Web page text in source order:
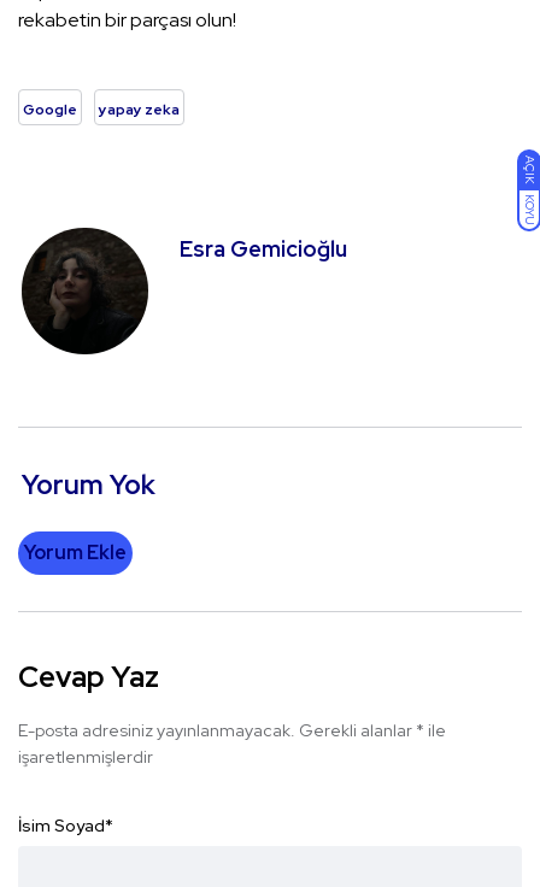
AÇIK
KOYU
rekabetin bir parçası olun!
Google yapay zeka
Esra Gemicioğlu
Yorum Yok
Yorum Ekle
Cevap Yaz
E-posta adresiniz yayınlanmayacak. Gerekli alanlar * ile
işaretlenmişlerdir
İsim Soyad*